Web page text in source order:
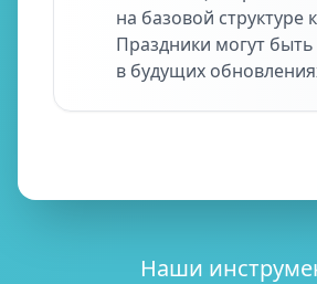
на базовой структуре
Праздники могут
в будущих
Наши